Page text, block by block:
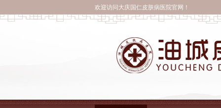
欢迎访问大庆国仁皮肤病医院官网！